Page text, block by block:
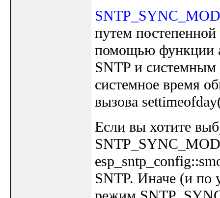
путем
помощью функции
SNTP и системным
системное время
вызова
Если вы хотите
SNTP. Иначе (и по